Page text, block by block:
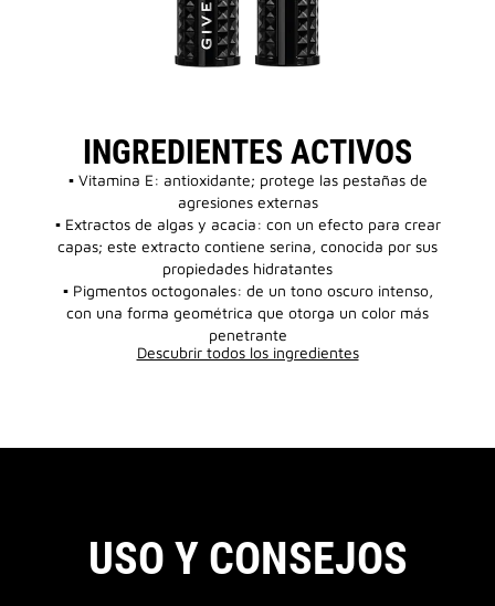
INGREDIENTES ACTIVOS
▪ Vitamina E: antioxidante; protege las pestañas de
agresiones externas
▪ Extractos de algas y acacia: con un efecto para crear
capas; este extracto contiene serina, conocida por sus
propiedades hidratantes
▪ Pigmentos octogonales: de un tono oscuro intenso,
con una forma geométrica que otorga un color más
penetrante
Descubrir todos los ingredientes
USO Y CONSEJOS